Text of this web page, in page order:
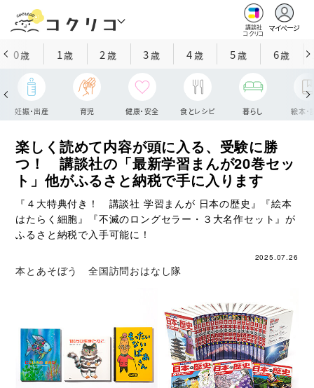
講談社
コクリコ
マイページ
0歳 1歳 2 歳 3歳 4歳 5歳 6歳
妊娠・出産 育児 健康・安全 食とレシピ 暮らし 絵本・
楽しく読めて内容が頭に入る、受験に勝
つ！ 講談社の「最新学習まんが20巻セッ
ト」他がふるさと納税で手に入ります
『４大特典付き！ 講談社 学習まんが 日本の歴史』『絵本
はたらく細胞』『不滅のロングセラー・３大名作セット』が
ふるさと納税で入手可能に！
2025.07.26
本とあそぼう 全国訪問おはなし隊